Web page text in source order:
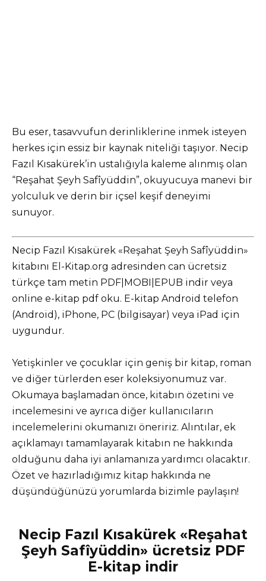
Bu eser, tasavvufun derinliklerine inmek isteyen
herkes için essiz bir kaynak niteliği taşıyor. Necip
Fazıl Kısakürek’in ustalığıyla kaleme alınmış olan
“Reşahat Şeyh Safîyüddin”, okuyucuya manevi bir
yolculuk ve derin bir içsel keşif deneyimi
sunuyor.
Necip Fazıl Kısakürek «Reşahat Şeyh Safîyüddin»
kitabını El-Kitap.org adresinden can ücretsiz
türkçe tam metin PDF|MOBI|EPUB indir veya
online e-kitap pdf oku. E-kitap Android telefon
(Android), iPhone, PC (bilgisayar) veya iPad için
uygundur.
Yetişkinler ve çocuklar için geniş bir kitap, roman
ve diğer türlerden eser koleksiyonumuz var.
Okumaya başlamadan önce, kitabın özetini ve
incelemesini ve ayrıca diğer kullanıcıların
incelemelerini okumanızı öneririz. Alıntılar, ek
açıklamayı tamamlayarak kitabın ne hakkında
olduğunu daha iyi anlamanıza yardımcı olacaktır.
Özet ve hazırladığımız kitap hakkında ne
düşündüğünüzü yorumlarda bizimle paylaşın!
Necip Fazıl Kısakürek «Reşahat
Şeyh Safîyüddin» ücretsiz PDF
E-kitap indir